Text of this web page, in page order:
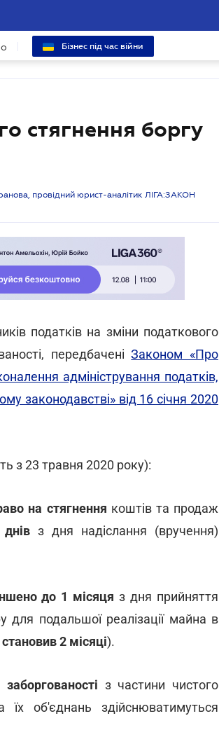
Бізнес під час війни
стягнення боргу
провідний юрист-аналітик ЛІГА:ЗАКОН
податків на зміни податкового
передбаченіЗаконом «Про
адміністрування податків,
законодавстві» від 16 січня 2020
з 23 травня 2020 року):
на стягнення коштів та продаж
з дня надіслання (вручення)
до 1 місяця з дня прийняття
подальшої реалізації майна в
2 місяці).
з частини чистого
об'єднань здійснюватимуться